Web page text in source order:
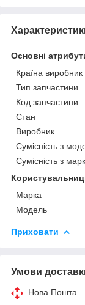
Основні
Країна виробник
Тип запчастини
Код запчастини
Стан
Виробник
Сумісність з
Сумісність з
Марка
Модель
Приховати
Умови
Нова Пошта